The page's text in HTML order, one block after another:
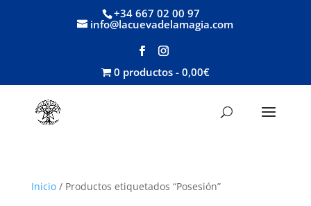
+34 667 02 00 97
info@lacuevadelamagia.com
0 productos 0,00€
Inicio/ Productos etiquetados “Posesión”